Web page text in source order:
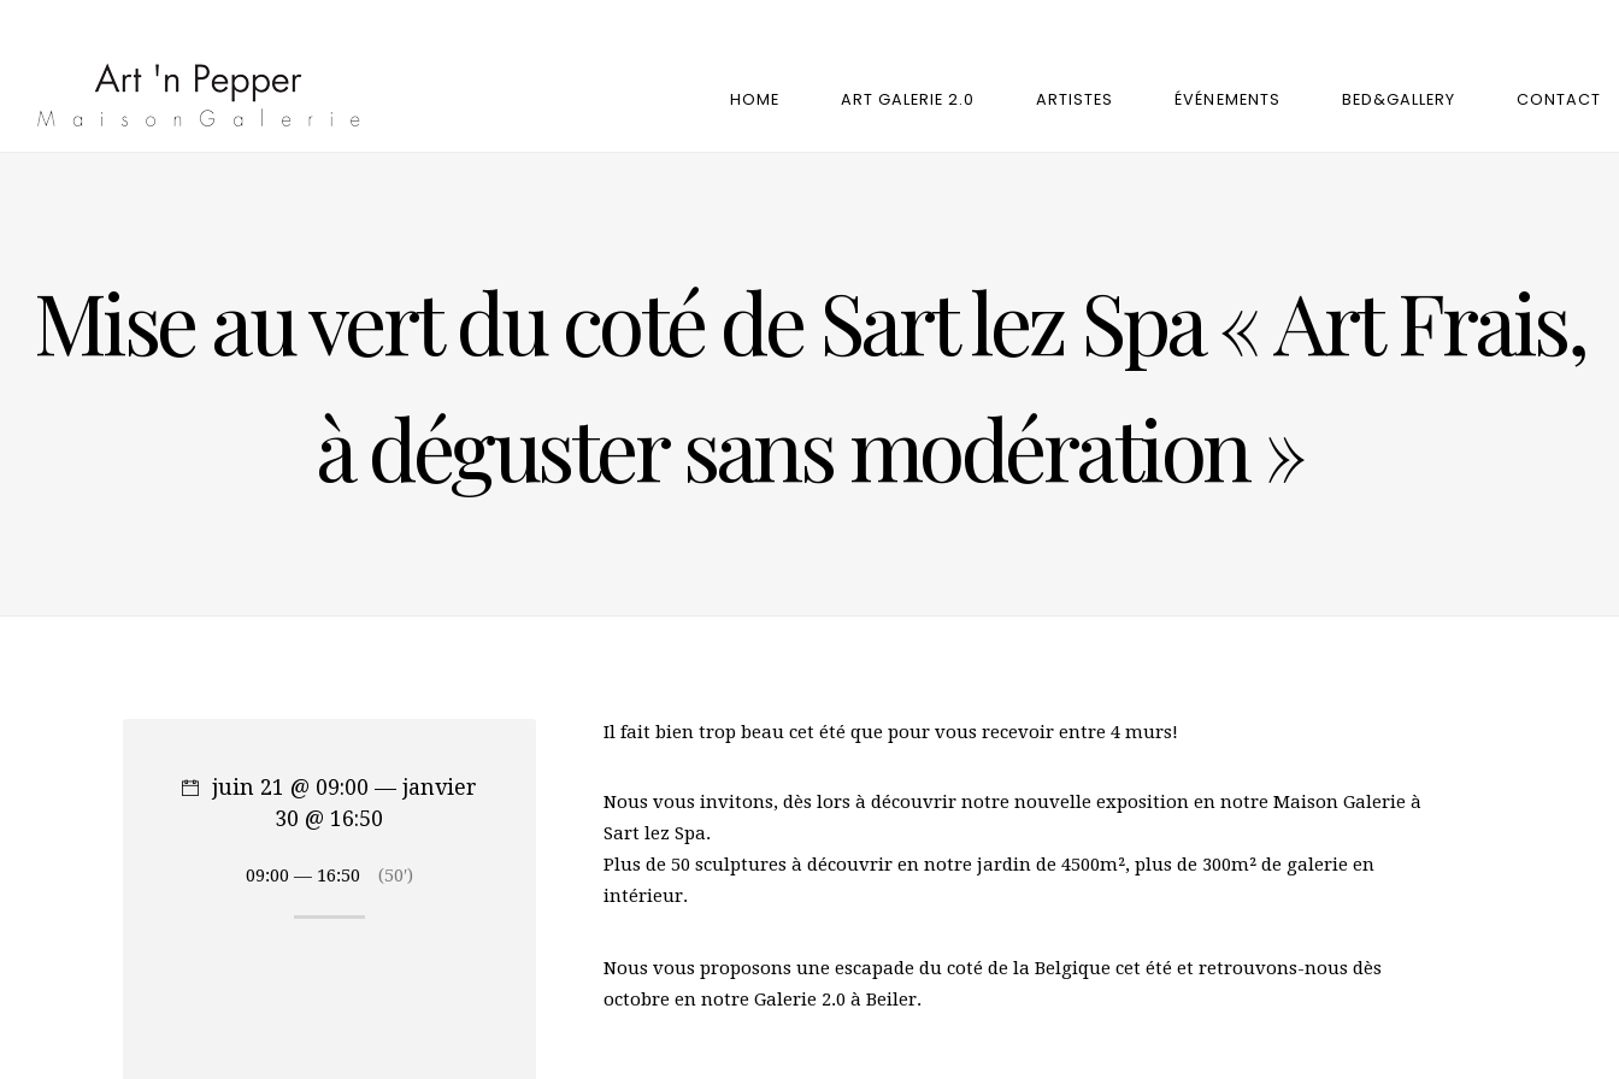
HOME ART GALERIE 2.0 ARTISTES ÉVÉNEMENTS BED&GALLERY CONTACT
Mise au vert du coté de Sart lez Spa « Art Frais,
à déguster sans modération »
Il fait bien trop beau cet été que pour vous recevoir entre 4 murs!
Nous vous invitons, dès lors à découvrir notre nouvelle exposition en notre Maison Galerie à
Sart lez Spa.
Plus de 50 sculptures à découvrir en notre jardin de 4500m², plus de 300m² de galerie en
intérieur.
Nous vous proposons une escapade du coté de la Belgique cet été et retrouvons-nous dès
octobre en notre Galerie 2.0 à Beiler.
juin 21 @ 09:00 — janvier
30 @ 16:50
09:00 — 16:50 (50′)